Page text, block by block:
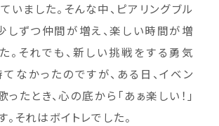
いました。そんな中、ピアリングブル
しずつ仲間が増え、楽しい時間が増
。それでも、新しい挑戦をする勇気
なかったのですが、ある日、イベン
ったとき、心の底から「あぁ楽しい！」
。それはボイトレでした。